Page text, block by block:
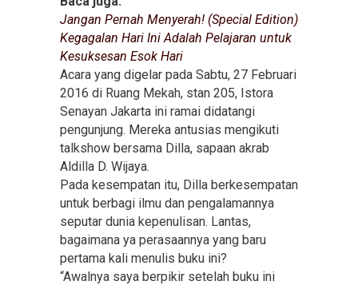
Jangan Pernah Menyerah! (Special Edition)
Kegagalan Hari Ini Adalah Pelajaran untuk
Kesuksesan Esok Hari
Acara yang digelar pada Sabtu, 27 Februari
2016 di Ruang Mekah, stan 205, Istora
Senayan Jakarta ini ramai didatangi
pengunjung. Mereka antusias mengikuti
talkshow bersama Dilla, sapaan akrab
Aldilla D. Wijaya.
Pada kesempatan itu, Dilla berkesempatan
untuk berbagi ilmu dan pengalamannya
seputar dunia kepenulisan. Lantas,
bagaimana ya perasaannya yang baru
pertama kali menulis buku ini?
“Awalnya saya berpikir setelah buku ini